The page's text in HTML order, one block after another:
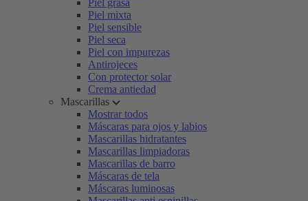
Piel grasa
Piel mixta
Piel sensible
Piel seca
Piel con impurezas
Antirojeces
Con protector solar
Crema antiedad
Mascarillas
Mostrar todos
Máscaras para ojos y labios
Mascarillas hidratantes
Mascarillas limpiadoras
Mascarillas de barro
Máscaras de tela
Máscaras luminosas